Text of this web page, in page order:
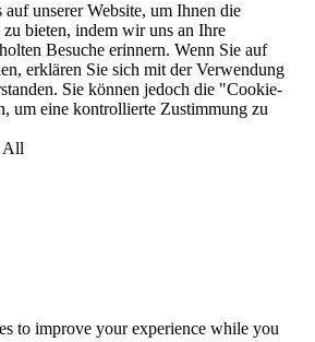
unserer Website, um Ihnen die
bieten, indem wir uns an Ihre
Besuche erinnern. Wenn Sie auf
erklären Sie sich mit der Verwendung
Sie können jedoch die "Cookie-
um eine kontrollierte Zustimmung zu
All
to improve your experience while you